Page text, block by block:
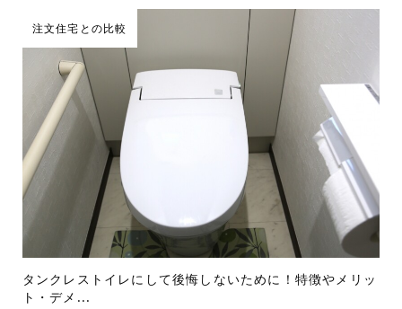
注文住宅との比較
タンクレストイレにして後悔しないために！特徴やメリッ
ト・デメ...